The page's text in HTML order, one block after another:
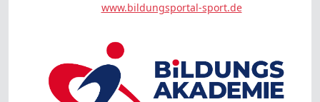
www.bildungsportal-sport.de